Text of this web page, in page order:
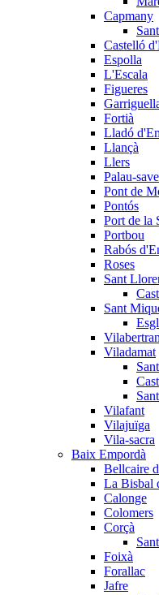
Capmany
Castelló
Espolla
L'Escala
Figueres
Fortià
Lladó
Llançà
Llers
Palau-
Pont de
Pontós
Port de la
Portbou
Rabós
Roses
Sant
Sant
Vilabertran
Viladamat
Vilafant
Vilajuïga
Vila-sacra
Baix Empordà
Bellcaire
La Bisbal
Calonge
Colomers
Corçà
Foixà
Forallac
Jafre